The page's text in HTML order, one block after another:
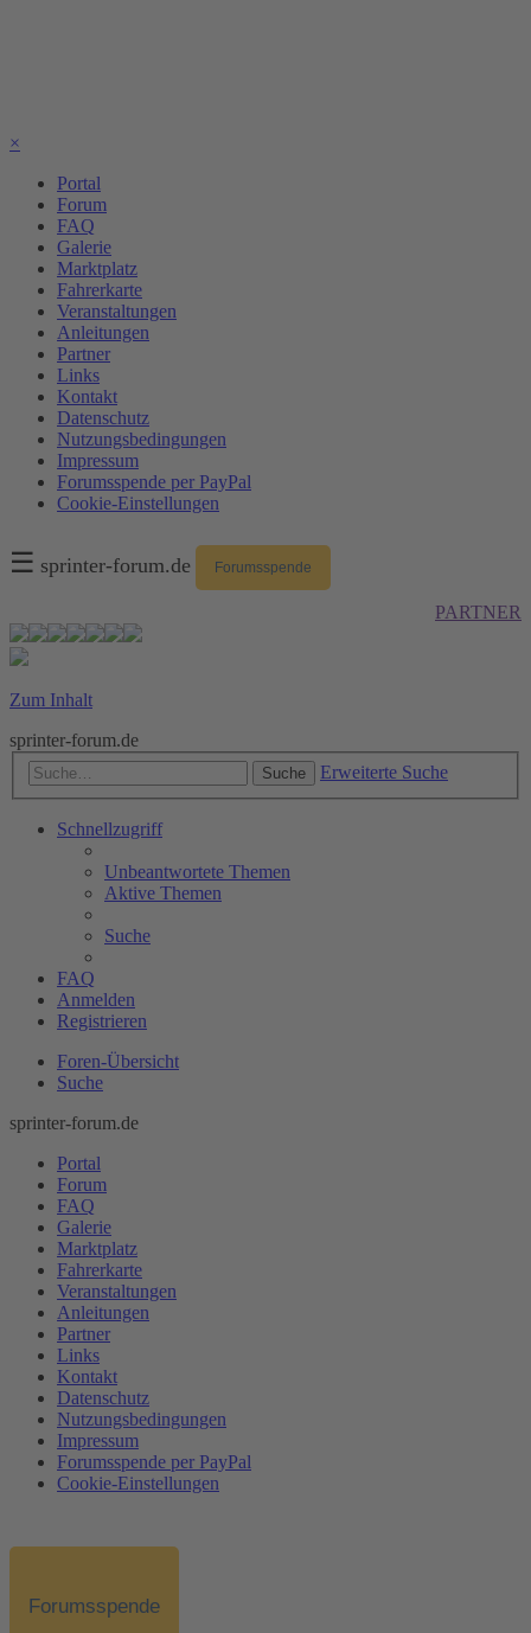
×
Portal
Forum
FAQ
Galerie
Marktplatz
Fahrerkarte
Veranstaltungen
Anleitungen
Partner
Links
Kontakt
Datenschutz
Nutzungsbedingungen
Impressum
Forumsspende per PayPal
Cookie-Einstellungen
☰ sprinter-forum.de Forumsspende
PARTNER
Zum Inhalt
sprinter-forum.de
Suche Erweiterte Suche
Schnellzugriff
Unbeantwortete Themen
Aktive Themen
Suche
FAQ
Anmelden
Registrieren
Foren-Übersicht
Suche
sprinter-forum.de
Portal
Forum
FAQ
Galerie
Marktplatz
Fahrerkarte
Veranstaltungen
Anleitungen
Partner
Links
Kontakt
Datenschutz
Nutzungsbedingungen
Impressum
Forumsspende per PayPal
Cookie-Einstellungen
Forumsspende